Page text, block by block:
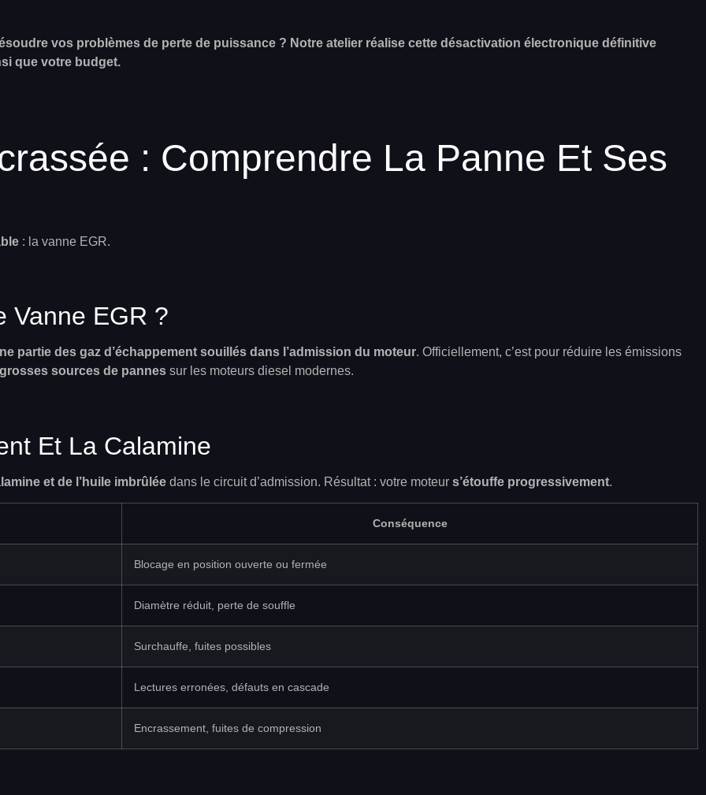
vos problèmes de perte de puissance ? Notre atelier réalise cette désactivation électronique définitive
que votre budget.
: Comprendre La Panne Et Ses
: la vanne EGR.
Vanne EGR ?
partie des gaz d’échappement souillés dans l’admission du moteur. Officiellement, c’est pour réduire les émissions
sources de pannes sur les moteurs diesel modernes.
Et La Calamine
et de l’huile imbrûlée dans le circuit d’admission. Résultat : votre moteur s’étouffe progressivement.
Conséquence
Blocage en position ouverte ou fermée
Diamètre réduit, perte de souffle
Surchauffe, fuites possibles
Lectures erronées, défauts en cascade
Encrassement, fuites de compression